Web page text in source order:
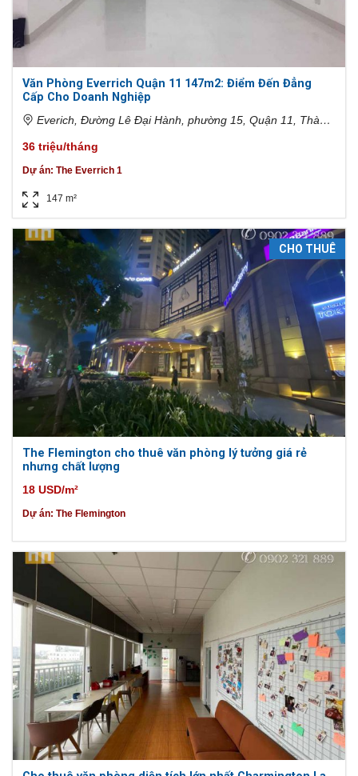
Văn Phòng Everrich Quận 11 147m2: Điểm Đến Đẳng
Cấp Cho Doanh Nghiệp
Everich, Đường Lê Đại Hành, phường 15, Quận 11, Thành
36 triệu/tháng
Dự án: The Everrich 1
147 m²
CHO THUÊ
The Flemington cho thuê văn phòng lý tưởng giá rẻ
nhưng chất lượng
18 USD/m²
Dự án: The Flemington